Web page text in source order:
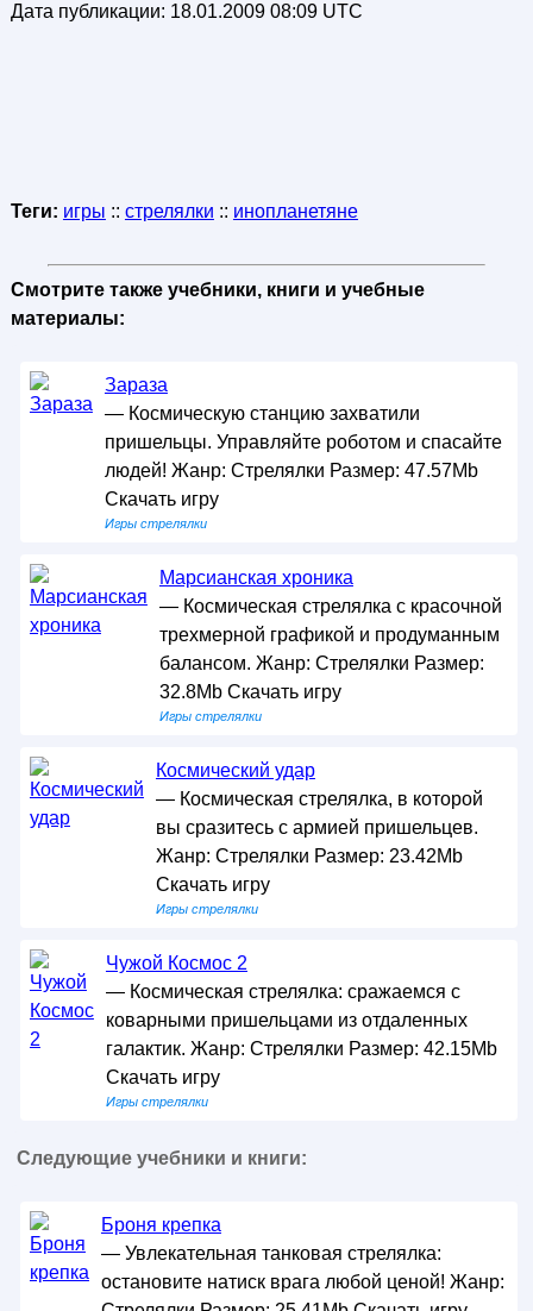
Дата публикации: 18.01.2009 08:09 UTC
Теги: игры :: стрелялки :: инопланетяне
Смотрите также учебники, книги и учебные
материалы:
Зараза
— Космическую станцию захватили
пришельцы. Управляйте роботом и спасайте
людей! Жанр: Стрелялки Размер: 47.57Mb
Скачать игру
Игры стрелялки
Марсианская хроника
— Космическая стрелялка с красочной
трехмерной графикой и продуманным
балансом. Жанр: Стрелялки Размер:
32.8Mb Скачать игру
Игры стрелялки
Космический удар
— Космическая стрелялка, в которой
вы сразитесь с армией пришельцев.
Жанр: Стрелялки Размер: 23.42Mb
Скачать игру
Игры стрелялки
Чужой Космос 2
— Космическая стрелялка: сражаемся с
коварными пришельцами из отдаленных
галактик. Жанр: Стрелялки Размер: 42.15Mb
Скачать игру
Игры стрелялки
Следующие учебники и книги:
Броня крепка
— Увлекательная танковая стрелялка:
остановите натиск врага любой ценой! Жанр: